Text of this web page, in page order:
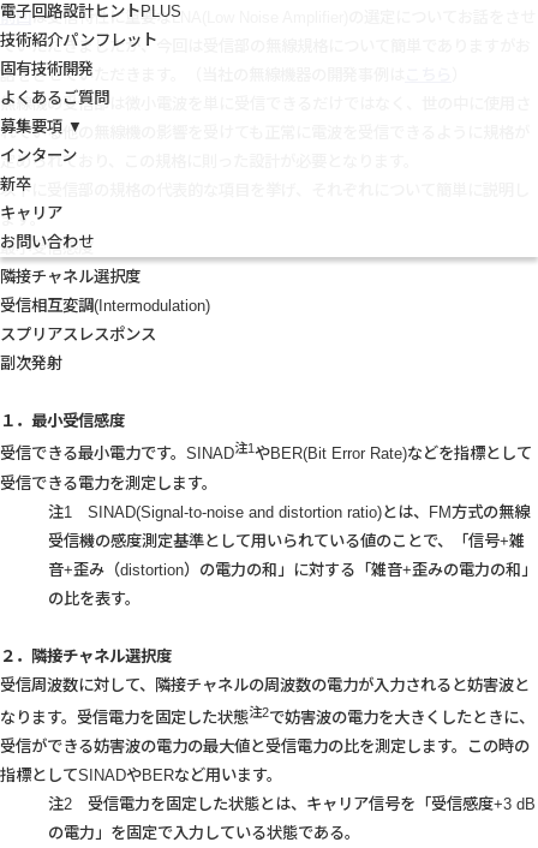
電子回路設計ヒントPLUS
技術紹介パンフレット
固有技術開発
よくあるご質問
募集要項 ▼
インターン
新卒
キャリア
お問い合わせ
前回は受信特性に重要なLNA(Low Noise Amplifier)の選定についてお話をさせ
ていただきましたが、今回は受信部の無線規格について簡単でありますがお
話をさせていただきます。（当社の無線機器の開発事例は
無線機の受信部は微小電波を単に受信できるだけではなく、世の中に使用さ
れている他の無線機の影響を受けても正常に電波を受信できるように規格が
定められており、この規格に則った設計が必要となります。
以下に受信部の規格の代表的な項目を挙げ、それぞれについて簡単に説明し
ます。
最小受信感度
隣接チャネル選択度
受信相互変調(Intermodulation)
スプリアスレスポンス
副次発射
１．最小受信感度
受信できる最小電力です。SINAD注1やBER(Bit Error Rate)などを指標として
受信できる電力を測定します。
注1 SINAD(Signal-to-noise and distortion ratio)とは、FM方式の無線
受信機の感度測定基準として用いられている値のことで、「信号+雑
音+歪み（distortion）の電力の和」に対する「雑音+歪みの電力の和」
の比を表す。
２．隣接チャネル選択度
受信周波数に対して、隣接チャネルの周波数の電力が入力されると妨害波と
なります。受信電力を固定した状態注2で妨害波の電力を大きくしたときに、
受信ができる妨害波の電力の最大値と受信電力の比を測定します。この時の
指標としてSINADやBERなど用います。
注2 受信電力を固定した状態とは、キャリア信号を「受信感度+3 dB
の電力」を固定で入力している状態である。